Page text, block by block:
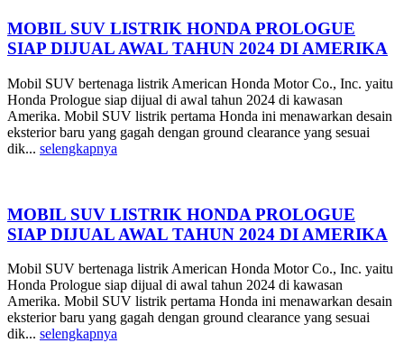
MOBIL SUV LISTRIK HONDA PROLOGUE
SIAP DIJUAL AWAL TAHUN 2024 DI AMERIKA
Mobil SUV bertenaga listrik American Honda Motor Co., Inc. yaitu
Honda Prologue siap dijual di awal tahun 2024 di kawasan
Amerika. Mobil SUV listrik pertama Honda ini menawarkan desain
eksterior baru yang gagah dengan ground clearance yang sesuai
dik... selengkapnya
MOBIL SUV LISTRIK HONDA PROLOGUE
SIAP DIJUAL AWAL TAHUN 2024 DI AMERIKA
Mobil SUV bertenaga listrik American Honda Motor Co., Inc. yaitu
Honda Prologue siap dijual di awal tahun 2024 di kawasan
Amerika. Mobil SUV listrik pertama Honda ini menawarkan desain
eksterior baru yang gagah dengan ground clearance yang sesuai
dik... selengkapnya